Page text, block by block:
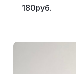
180руб.